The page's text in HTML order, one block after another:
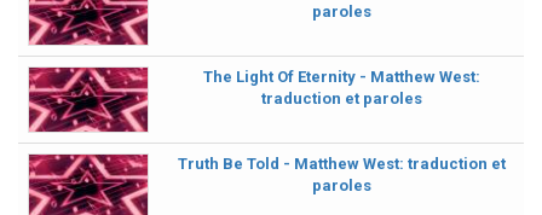
paroles
The Light Of Eternity - Matthew West:
traduction et paroles
Truth Be Told - Matthew West: traduction et
paroles